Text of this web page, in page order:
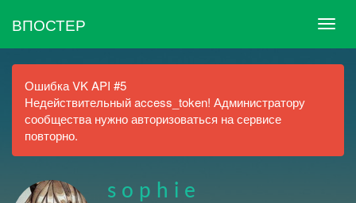
ВПОСТЕР
Ошибка VK API #5
Недействительный access_token! Администратору
сообщества нужно авторизоваться на сервисе
повторно.
s o p h i e